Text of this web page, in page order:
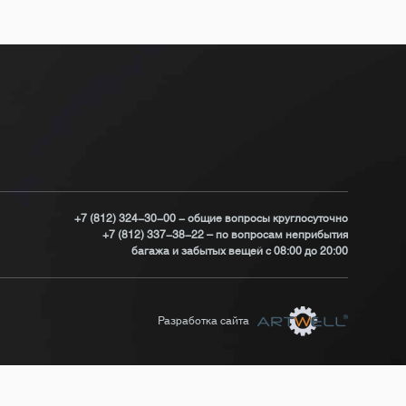
+7 (812) 324-30-00 - общие вопросы круглосуточно
+7 (812) 337-38-22 – по вопросам неприбытия
багажа и забытых вещей с 08:00 до 20:00
Разработка сайта